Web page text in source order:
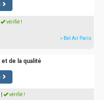
vérifié !
» Bel Air Paris
de la qualité
vérifié !